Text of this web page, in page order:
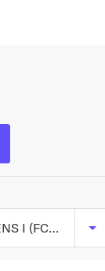
CARENS I (FC) ab 06/1999 bis 10/2002